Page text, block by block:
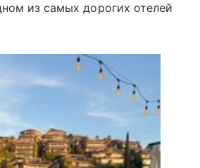
из самых дорогих отелей